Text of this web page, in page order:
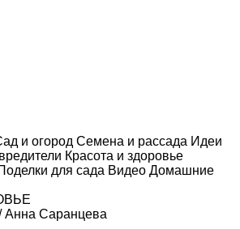
и огород Семена и рассада Идеи
Красота и здоровье
для сада Видео Домашние
Анна Саранцева